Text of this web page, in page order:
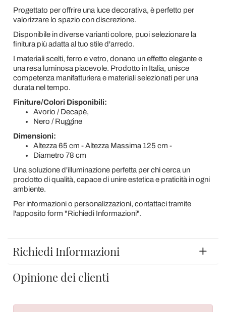
Progettato per offrire una luce decorativa, è perfetto per
valorizzare lo spazio con discrezione.
Disponibile in diverse varianti colore, puoi selezionare la
finitura più adatta al tuo stile d'arredo.
I materiali scelti, ferro e vetro, donano un effetto elegante e
una resa luminosa piacevole. Prodotto in Italia, unisce
competenza manifatturiera e materiali selezionati per una
durata nel tempo.
Finiture/Colori Disponibili:
Avorio / Decapè,
Nero / Ruggine
Dimensioni:
Altezza 65 cm - Altezza Massima 125 cm -
Diametro 78 cm
Una soluzione d'illuminazione perfetta per chi cerca un
prodotto di qualità, capace di unire estetica e praticità in ogni
ambiente.
Per informazioni o personalizzazioni, contattaci tramite
l'apposito form "Richiedi Informazioni".
Richiedi Informazioni
Opinione dei clienti